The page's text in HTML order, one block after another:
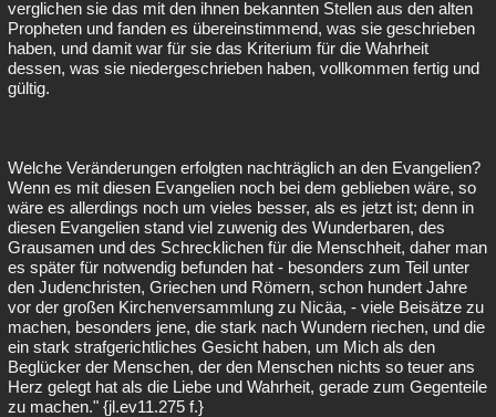
verglichen sie das mit den ihnen bekannten Stellen aus den alten
Propheten und fanden es übereinstimmend, was sie geschrieben
haben, und damit war für sie das Kriterium für die Wahrheit
dessen, was sie niedergeschrieben haben, vollkommen fertig und
gültig.
Welche Veränderungen erfolgten nachträglich an den Evangelien?
Wenn es mit diesen Evangelien noch bei dem geblieben wäre, so
wäre es allerdings noch um vieles besser, als es jetzt ist; denn in
diesen Evangelien stand viel zuwenig des Wunderbaren, des
Grausamen und des Schrecklichen für die Menschheit, daher man
es später für notwendig befunden hat - besonders zum Teil unter
den Judenchristen, Griechen und Römern, schon hundert Jahre
vor der großen Kirchenversammlung zu Nicäa, - viele Beisätze zu
machen, besonders jene, die stark nach Wundern riechen, und die
ein stark strafgerichtliches Gesicht haben, um Mich als den
Beglücker der Menschen, der den Menschen nichts so teuer ans
Herz gelegt hat als die Liebe und Wahrheit, gerade zum Gegenteile
zu machen." {jl.ev11.275 f.}